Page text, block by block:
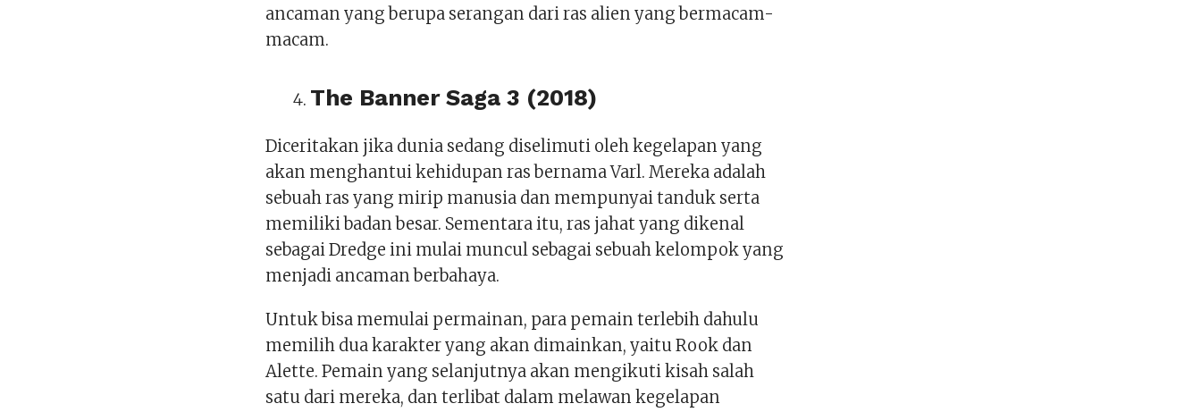
ancaman yang berupa serangan dari ras alien yang bermacam-
macam.
The Banner Saga 3 (2018)
Diceritakan jika dunia sedang diselimuti oleh kegelapan yang
akan menghantui kehidupan ras bernama Varl. Mereka adalah
sebuah ras yang mirip manusia dan mempunyai tanduk serta
memiliki badan besar. Sementara itu, ras jahat yang dikenal
sebagai Dredge ini mulai muncul sebagai sebuah kelompok yang
menjadi ancaman berbahaya.
Untuk bisa memulai permainan, para pemain terlebih dahulu
memilih dua karakter yang akan dimainkan, yaitu Rook dan
Alette. Pemain yang selanjutnya akan mengikuti kisah salah
satu dari mereka, dan terlibat dalam melawan kegelapan